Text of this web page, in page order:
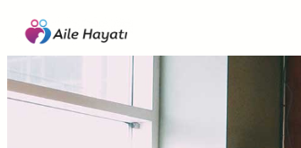
İçeriğe
geç